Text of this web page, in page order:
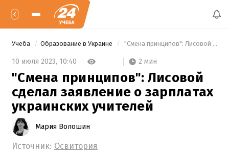
Учеба Образование в Украине "Смена принципов": Лисовой сделал заявление о зарплатах украинских учителей
10 июля 2023, 10:40 2 мин
"Смена принципов": Лисовой
сделал заявление о зарплатах
украинских учителей
Мария Волошин
Источник: Освитория